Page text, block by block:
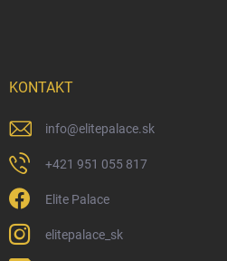
KONTAKT
info@elitepalace.sk
+421 951 055 817
Elite Palace
elitepalace_sk